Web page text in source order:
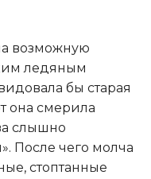
возможную
ледяным
бы старая
она смерила
слышно
После чего молча
стоптанные